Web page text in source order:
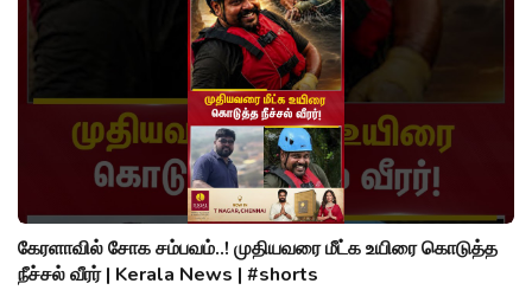
கேரளாவில் சோக சம்பவம்..! முதியவரை மீட்க உயிரை கொடுத்த
நீச்சல் வீரர் | Kerala News | #shorts